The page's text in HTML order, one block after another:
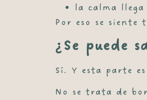
la calma
Por eso se siente
¿Se puede
Sí. Y esta parte
No se trata de